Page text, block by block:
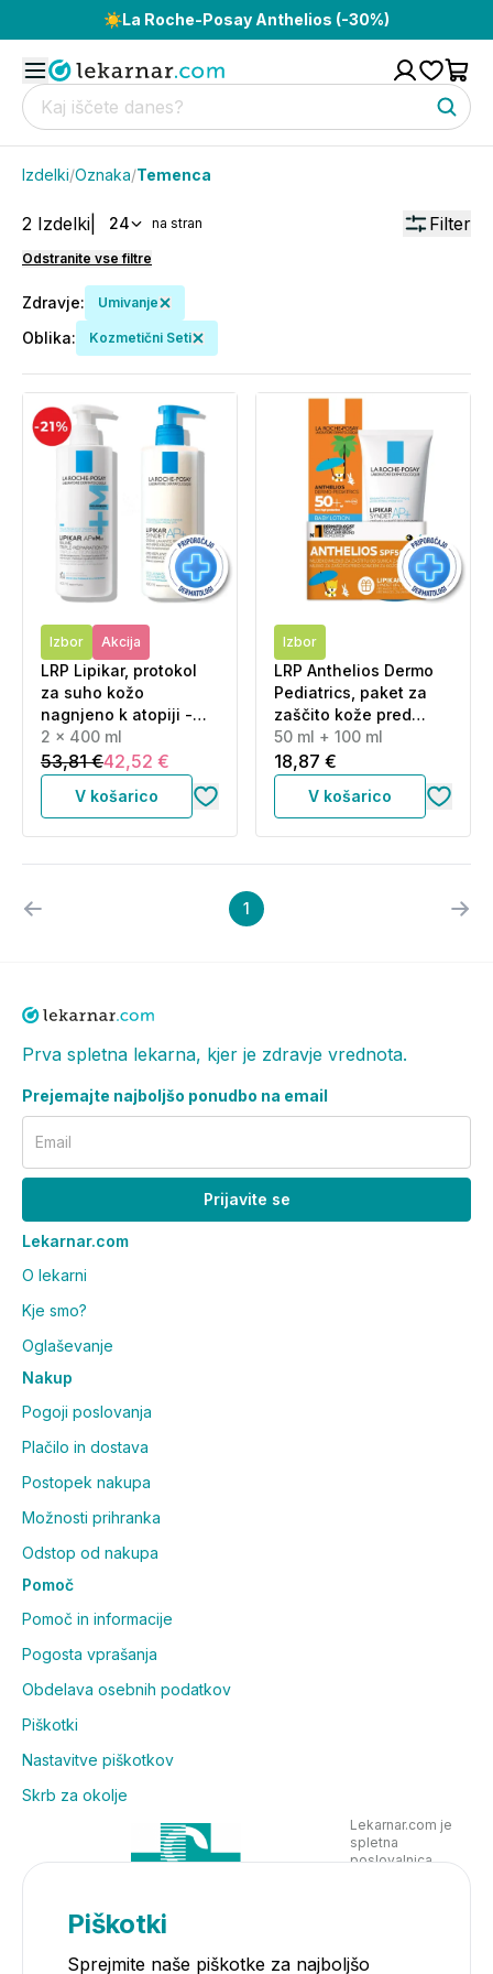
☀️La Roche-Posay Anthelios (-30%)
Izdelki/Oznaka/Temenca
2 Izdelki 24 na stran Filter
Odstranite vse filtre
Zdravje: Umivanje
Oblika: Kozmetični Seti
Izbor Akcija
LRP Lipikar, protokol
za suho kožo
nagnjeno k atopiji -
čiščenje in nega (2 x
400 ml)
2 x 400 ml
53,81 €42,52 €
V košarico
Izbor
LRP Anthelios Dermo
Pediatrics, paket za
zaščito kože pred
soncem za otroke -
ZF50+ (50 ml + 100 ml)
50 ml + 100 ml
18,87 €
V košarico
1
Prva spletna lekarna, kjer je zdravje vrednota.
Prejemajte najboljšo ponudbo na email
Email
Prijavite se
Lekarnar.com
O lekarni
Kje smo?
Oglaševanje
Nakup
Pogoji poslovanja
Plačilo in dostava
Postopek nakupa
Možnosti prihranka
Odstop od nakupa
Pomoč
Pomoč in informacije
Pogosta vprašanja
Obdelava osebnih podatkov
Piškotki
Nastavitve piškotkov
Skrb za okolje
Lekarnar.com je
spletna
poslovalnica
Piškotki
Sprejmite naše piškotke za najboljšo